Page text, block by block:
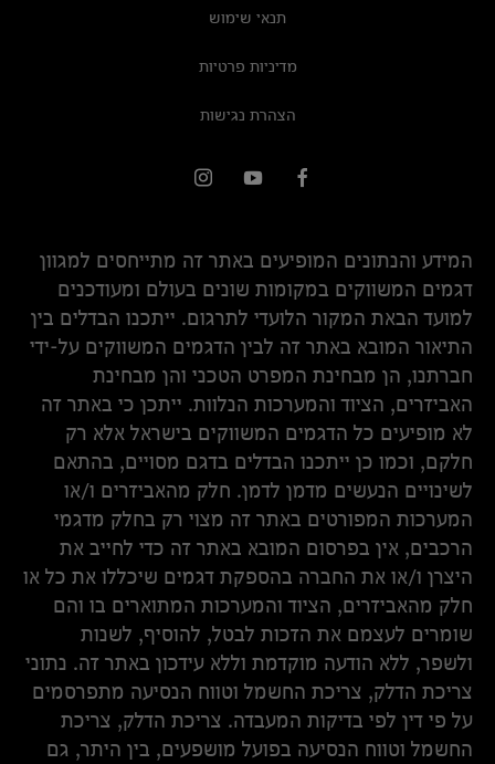
תנאי שימוש
מדיניות פרטיות
הצהרת נגישות
המידע והנתונים המופיעים באתר זה מתייחסים למגוון
דגמים המשווקים במקומות שונים בעולם ומעודכנים
למועד הבאת המקור הלועדי לתרגום. ייתכנו הבדלים בין
התיאור המובא באתר זה לבין הדגמים המשווקים על-ידי
חברתנו, הן מבחינת המפרט הטכני והן מבחינת
האביזרים, הציוד והמערכות הנלוות. ייתכן כי באתר זה
לא מופיעים כל הדגמים המשווקים בישראל אלא רק
חלקם, וכמו כן ייתכנו הבדלים בדגם מסויים, בהתאם
לשינויים הנעשים מדמן לדמן. חלק מהאביזרים ו/או
המערכות המפורטים באתר זה מצוי רק בחלק מדגמי
הרכבים, אין בפרסום המובא באתר זה כדי לחייב את
היצרן ו/או את החברה בהספקת דגמים שיכללו את כל או
חלק מהאביזרים, הציוד והמערכות המתוארים בו והם
שומרים לעצמם את הזכות לבטל, להוסיף, לשנות
ולשפר, ללא הודעה מוקדמת וללא עידכון באתר זה. נתוני
צריכת הדלק, צריכת החשמל וטווח הנסיעה מתפרסמים
על פי דין לפי בדיקות המעבדה. צריכת הדלק, צריכת
החשמל וטווח הנסיעה בפועל מושפעים, בין היתר, גם